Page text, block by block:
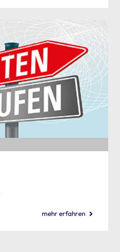
mehr erfahren